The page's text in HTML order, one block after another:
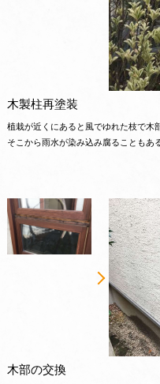
木製柱再塗装
植栽が近くにあると風でゆれた枝で木
そこから雨水が染み込み腐ることもあ
木部の交換